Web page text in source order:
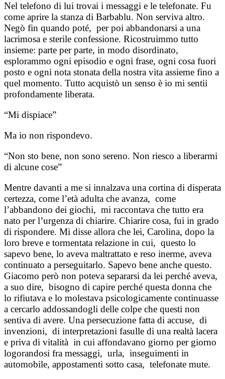
Nel telefono di lui trovai i messaggi e le telefonate. Fu
come aprire la stanza di Barbablu. Non serviva altro.
Negò fin quando poté, per poi abbandonarsi a una
lacrimosa e sterile confessione. Ricostruimmo tutto
insieme: parte per parte, in modo disordinato,
esplorammo ogni episodio e ogni frase, ogni cosa fuori
posto e ogni nota stonata della nostra vita assieme fino a
quel momento. Tutto acquistò un senso è io mi sentii
profondamente liberata.
“Mi dispiace”
Ma io non rispondevo.
“Non sto bene, non sono sereno. Non riesco a liberarmi
di alcune cose”
Mentre davanti a me si innalzava una cortina di disperata
certezza, come l’età adulta che avanza, come
l’abbandono dei giochi, mi raccontava che tutto era
nato per l’urgenza di chiarire. Chiarire cosa, fui in grado
di rispondere. Mi disse allora che lei, Carolina, dopo la
loro breve e tormentata relazione in cui, questo lo
sapevo bene, lo aveva maltrattato e reso inerme, aveva
continuato a perseguitarlo. Sapevo bene anche questo.
Giacomo però non poteva separarsi da lei perché aveva,
a suo dire, bisogno di capire perché questa donna che
lo rifiutava e lo molestava psicologicamente continuasse
a cercarlo addossandogli delle colpe che questi non
sentiva di avere. Una persecuzione fatta di accuse, di
invenzioni, di interpretazioni fasulle di una realtà lacera
e priva di vitalità in cui affondavano giorno per giorno
logorandosi fra messaggi, urla, inseguimenti in
automobile, appostamenti sotto casa, telefonate mute.